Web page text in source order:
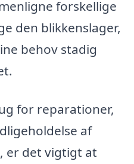
forskellige
den blikkenslager,
behov stadig
for reparationer,
af
er det vigtigt at